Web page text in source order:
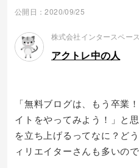
公開日：2020/09/25
株式会社インタースペース
アクトレ中の人
「無料ブログは、もう卒業
イトをやってみよう！」と
を立ち上げるってなに？ど
ィリエイターさんも多いの